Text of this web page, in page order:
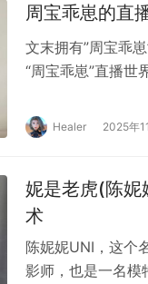
周宝乖崽的直
文末拥有”周宝乖
“周宝乖崽”直播世
丝的关注。从早期
乖崽用她细腻的表
Healer 2025年
妮是老虎(陈妮
术
陈妮妮UNI，这个
影师，也是一名模